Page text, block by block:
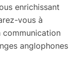
enrichissant
vous à
communication
anglophones